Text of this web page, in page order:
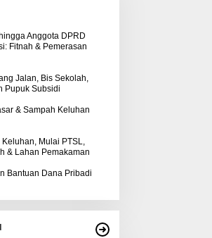
Anggota DPRD
Fitnah & Pemerasan
Jalan, Bis Sekolah,
Pupuk Subsidi
& Sampah Keluhan
Mulai PTSL,
& Lahan Pemakaman
Bantuan Dana Pribadi